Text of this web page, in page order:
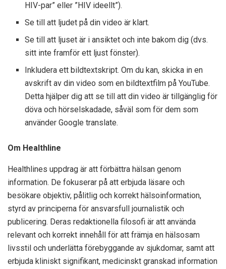
HIV-par” eller ”HIV ideellt”).
Se till att ljudet på din video är klart.
Se till att ljuset är i ansiktet och inte bakom dig (dvs.
sitt inte framför ett ljust fönster).
Inkludera ett bildtextskript. Om du kan, skicka in en
avskrift av din video som en bildtextfilm på YouTube.
Detta hjälper dig att se till att din video är tillgänglig för
döva och hörselskadade, såväl som för dem som
använder Google translate.
Om Healthline
Healthlines uppdrag är att förbättra hälsan genom
information. De fokuserar på att erbjuda läsare och
besökare objektiv, pålitlig och korrekt hälsoinformation,
styrd av principerna för ansvarsfull journalistik och
publicering. Deras redaktionella filosofi är att använda
relevant och korrekt innehåll för att främja en hälsosam
livsstil och underlätta förebyggande av sjukdomar, samt att
erbjuda kliniskt signifikant, medicinskt granskad information